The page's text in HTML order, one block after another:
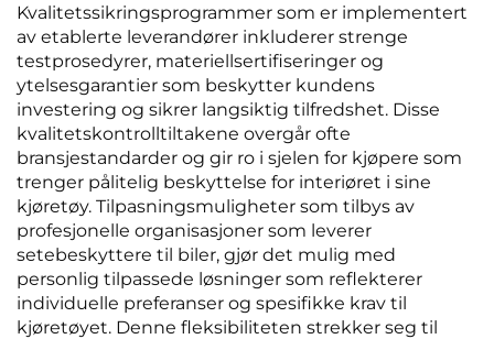
Kvalitetssikringsprogrammer som er implementert
av etablerte leverandører inkluderer strenge
testprosedyrer, materiellsertifiseringer og
ytelsesgarantier som beskytter kundens
investering og sikrer langsiktig tilfredshet. Disse
kvalitetskontrolltiltakene overgår ofte
bransjestandarder og gir ro i sjelen for kjøpere som
trenger pålitelig beskyttelse for interiøret i sine
kjøretøy. Tilpasningsmuligheter som tilbys av
profesjonelle organisasjoner som leverer
setebeskyttere til biler, gjør det mulig med
personlig tilpassede løsninger som reflekterer
individuelle preferanser og spesifikke krav til
kjøretøyet. Denne fleksibiliteten strekker seg til